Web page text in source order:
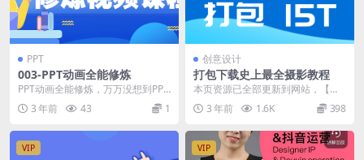
PPT
003-PPT动画全能修炼
PPT动画全能修炼，万万没想到PPT
竟然还是一款动画软件资源简介：
如此亲民的...
3 年前 43 1
创意设计
打包下载史上最全摄影教程
本页资源已全部更新到网站，【会
员全部】免费下载 一个专属于你的
资料库 整合全网优...
3 年前 1.6K 398
VIP VIP